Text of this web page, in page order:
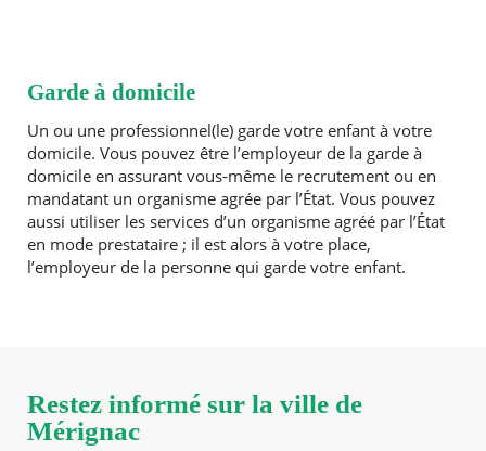
Garde à domicile
Un ou une professionnel(le) garde votre enfant à votre
domicile. Vous pouvez être l’employeur de la garde à
domicile en assurant vous-même le recrutement ou en
mandatant un organisme agrée par l’État. Vous pouvez
aussi utiliser les services d’un organisme agréé par l’État
en mode prestataire ; il est alors à votre place,
l’employeur de la personne qui garde votre enfant.
Restez informé sur la ville de
Mérignac